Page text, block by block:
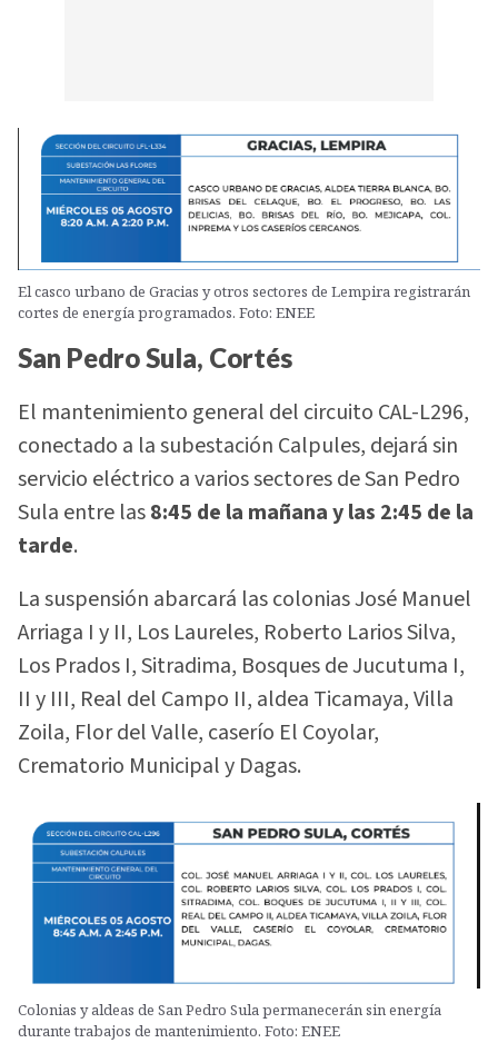
El casco urbano de Gracias y otros sectores de Lempira registrarán
cortes de energía programados. Foto: ENEE
San Pedro Sula, Cortés
El mantenimiento general del circuito CAL-L296,
conectado a la subestación Calpules, dejará sin
servicio eléctrico a varios sectores de San Pedro
Sula entre las8:45 de la mañana y las 2:45 de la
tarde.
La suspensión abarcará las colonias José Manuel
Arriaga I y II, Los Laureles, Roberto Larios Silva,
Los Prados I, Sitradima, Bosques de Jucutuma I,
II y III, Real del Campo II, aldea Ticamaya, Villa
Zoila, Flor del Valle, caserío El Coyolar,
Crematorio Municipal y Dagas.
Colonias y aldeas de San Pedro Sula permanecerán sin energía
durante trabajos de mantenimiento. Foto: ENEE